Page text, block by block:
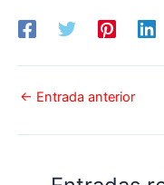
← Entrada anterior